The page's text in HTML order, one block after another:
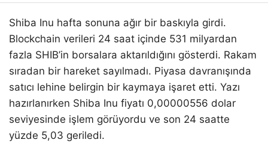
Shiba Inu hafta sonuna ağır bir baskıyla girdi.
Blockchain verileri 24 saat içinde 531 milyardan
fazla SHIB’in borsalara aktarıldığını gösterdi. Rakam
sıradan bir hareket sayılmadı. Piyasa davranışında
satıcı lehine belirgin bir kaymaya işaret etti. Yazı
hazırlanırken Shiba Inu fiyatı 0,00000556 dolar
seviyesinde işlem görüyordu ve son 24 saatte
yüzde 5,03 geriledi.